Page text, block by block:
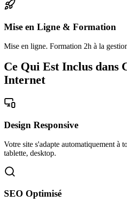
Mise en Ligne & Formation
Mise en ligne. Formation 2h à la
Ce Qui Est Inclus dans
Internet
Design Responsive
Votre site s'adapte automatiquement à
tablette, desktop.
SEO Optimisé